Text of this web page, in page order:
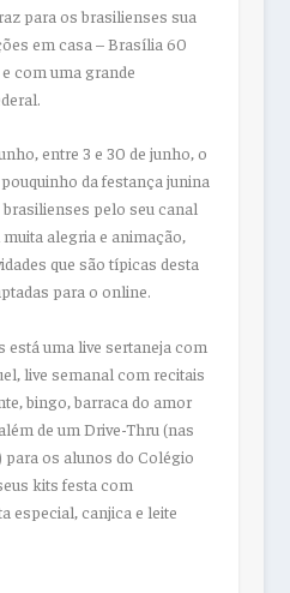
para os brasilienses sua
em casa – Brasília 60
com uma grande
entre 3 e 30 de junho, o
da festança junina
pelo seu canal
alegria e animação,
que são típicas desta
para o online.
está uma live sertaneja com
live semanal com recitais
bingo, barraca do amor
de um Drive-Thru (nas
para os alunos do Colégio
kits festa com
especial, canjica e leite